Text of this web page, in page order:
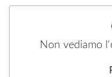
Non vediamo